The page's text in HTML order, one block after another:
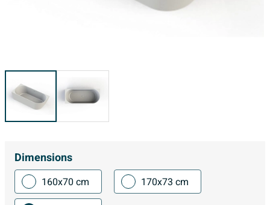
Dimensions
160x70 cm
170x73 cm